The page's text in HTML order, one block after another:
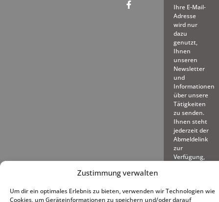
Zustimmung verwalten
Um dir ein optimales Erlebnis zu bieten, verwenden wir Technologien wie
Cookies, um Geräteinformationen zu speichern und/oder darauf
Ihre E-Mail-
Adresse
wird nur
dazu
genutzt,
Ihnen
unseren
Newsletter
und
Informationen
über unsere
Tätigkeiten
zu senden.
Ihnen steht
jederzeit der
Abmeldelink
zur
Verfügung,
E-Mail